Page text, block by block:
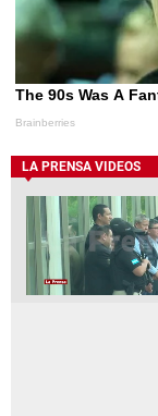
LA PRENSA VIDEOS